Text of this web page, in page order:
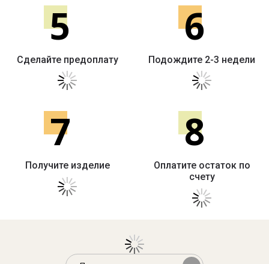
5
Сделайте предоплату
6
Подождите 2-3 недели
7
Получите изделие
8
Оплатите остаток по
счету